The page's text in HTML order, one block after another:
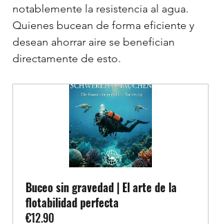
notablemente la resistencia al agua.
Quienes bucean de forma eficiente y
desean ahorrar aire se benefician
directamente de esto.
Buceo sin gravedad | El arte de la
flotabilidad perfecta
€12.90